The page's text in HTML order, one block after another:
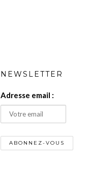
NEWSLETTER
Adresse email :